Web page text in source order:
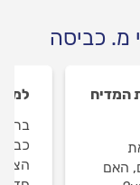
מ. כביסה
המדיח
האם
למה
ברז